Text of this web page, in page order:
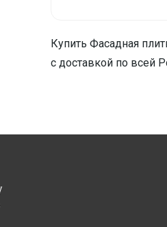
Купить Фасадная
с доставкой по всей